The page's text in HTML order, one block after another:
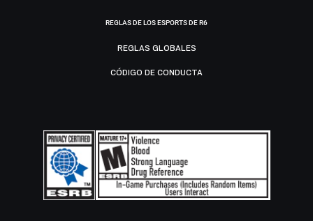
REGLAS DE LOS ESPORTS DE R6
REGLAS GLOBALES
CÓDIGO DE CONDUCTA